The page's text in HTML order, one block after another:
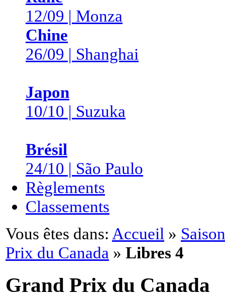
12/09 | Monza
Chine
26/09 | Shanghai
Japon
10/10 | Suzuka
Brésil
24/10 | São Paulo
Règlements
Classements
Vous êtes dans: Accueil »
Prix du Canada » Libres 4
Grand Prix du Canada